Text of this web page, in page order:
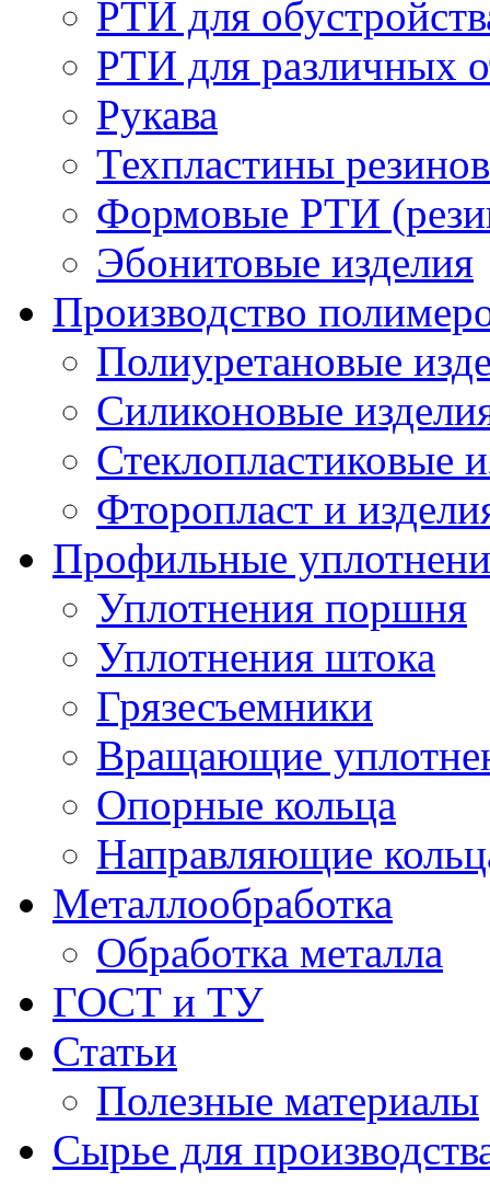
РТИ для
РТИ для различных
Рукава
Техпластины
Формовые РТИ
Эбонитовые изделия
Производство
Полиуретановые
Силиконовые
Стеклопластиковые
Фторопласт и
Профильные
Уплотнения поршня
Уплотнения штока
Грязесъемники
Вращающие
Опорные кольца
Направляющие
Металлообработка
Обработка металла
ГОСТ и ТУ
Статьи
Полезные материалы
Сырье для